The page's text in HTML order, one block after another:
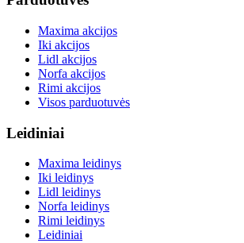
Maxima akcijos
Iki akcijos
Lidl akcijos
Norfa akcijos
Rimi akcijos
Visos parduotuvės
Leidiniai
Maxima leidinys
Iki leidinys
Lidl leidinys
Norfa leidinys
Rimi leidinys
Leidiniai